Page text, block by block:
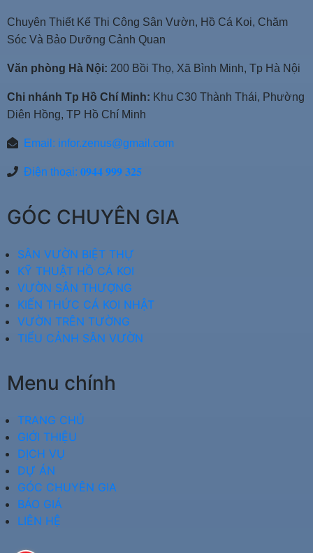
Chuyên Thiết Kế Thi Công Sân Vườn, Hồ Cá Koi, Chăm
Sóc Và Bảo Dưỡng Cảnh Quan
Văn phòng Hà Nội: 200 Bồi Thọ, Xã Bình Minh, Tp Hà Nội
Chi nhánh Tp Hồ Chí Minh: Khu C30 Thành Thái, Phường
Diên Hồng, TP Hồ Chí Minh
Email: infor.zenus@gmail.com
Điện thoại: 𝟎𝟗𝟒𝟒 𝟗𝟗𝟗 𝟑𝟐𝟓
GÓC CHUYÊN GIA
SÂN VƯỜN BIỆT THỰ
KỸ THUẬT HỒ CÁ KOI
VƯỜN SÂN THƯỢNG
KIẾN THỨC CÁ KOI NHẬT
VƯỜN TRÊN TƯỜNG
TIỂU CẢNH SÂN VƯỜN
Menu chính
TRANG CHỦ
GIỚI THIỆU
DỊCH VỤ
DỰ ÁN
GÓC CHUYÊN GIA
BÁO GIÁ
LIÊN HỆ